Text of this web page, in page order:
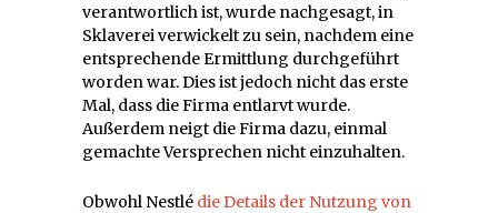
verantwortlich ist, wurde nachgesagt, in
Sklaverei verwickelt zu sein, nachdem eine
entsprechende Ermittlung durchgeführt
worden war. Dies ist jedoch nicht das erste
Mal, dass die Firma entlarvt wurde.
Außerdem neigt die Firma dazu, einmal
gemachte Versprechen nicht einzuhalten.
Obwohl Nestlé die Details der Nutzung von